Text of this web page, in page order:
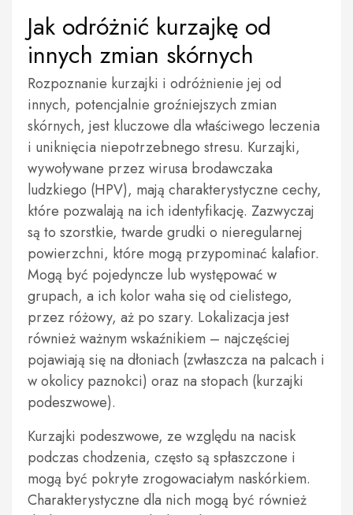
Jak odróżnić kurzajkę od
innych zmian skórnych
Rozpoznanie kurzajki i odróżnienie jej od
innych, potencjalnie groźniejszych zmian
skórnych, jest kluczowe dla właściwego leczenia
i uniknięcia niepotrzebnego stresu. Kurzajki,
wywoływane przez wirusa brodawczaka
ludzkiego (HPV), mają charakterystyczne cechy,
które pozwalają na ich identyfikację. Zazwyczaj
są to szorstkie, twarde grudki o nieregularnej
powierzchni, które mogą przypominać kalafior.
Mogą być pojedyncze lub występować w
grupach, a ich kolor waha się od cielistego,
przez różowy, aż po szary. Lokalizacja jest
również ważnym wskaźnikiem – najczęściej
pojawiają się na dłoniach (zwłaszcza na palcach i
w okolicy paznokci) oraz na stopach (kurzajki
podeszwowe).
Kurzajki podeszwowe, ze względu na nacisk
podczas chodzenia, często są spłaszczone i
mogą być pokryte zrogowaciałym naskórkiem.
Charakterystyczne dla nich mogą być również